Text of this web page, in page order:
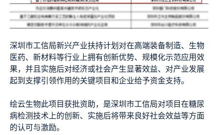
深圳市工信局新兴产业扶持计划对在高端装备制造、生物
医药、新材料等行业上拥有创新优势、规模化示范应用效
果，并且实施后对经济或社会产生显著效益、对产业发展
起到支撑引领作用的关键项目和企业给予资金支持。
绘云生物此项目获批资助，是深圳市工信局对项目在糖尿
病检测技术上的创新、实施后将带来良好社会效益等方面
的认可与激励。